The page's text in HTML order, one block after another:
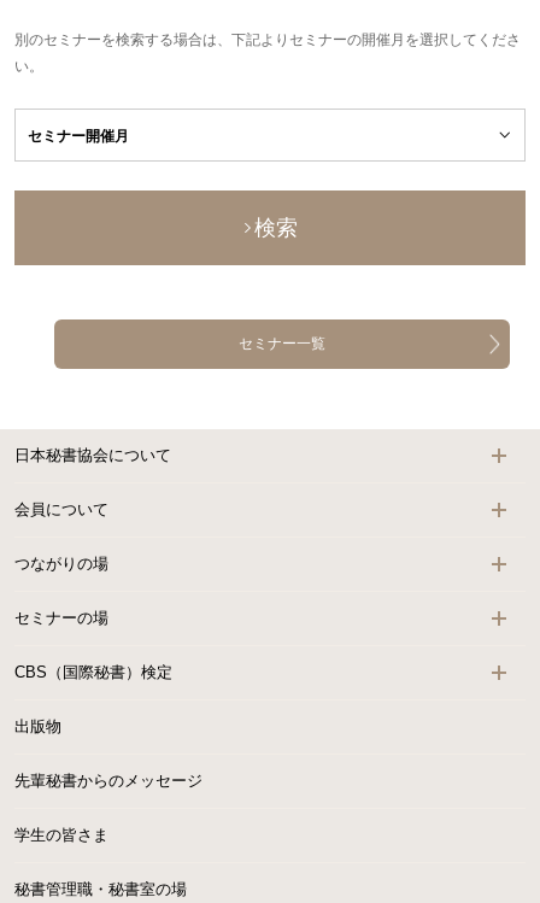
別のセミナーを検索する場合は、下記よりセミナーの開催月を選択してくださ
い。
検索
セミナー一覧
日本秘書協会について
会員について
つながりの場
セミナーの場
CBS（国際秘書）検定
出版物
先輩秘書からのメッセージ
学生の皆さま
秘書管理職・秘書室の場